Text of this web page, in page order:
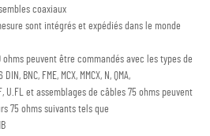
coaxiaux
sont intégrés et expédiés dans le monde
ohms peuvent être commandés avec les types de
BNC, FME, MCX, MMCX, N, QMA,
U.FL et assemblages de câbles 75 ohms peuvent
75 ohms suivants tels que